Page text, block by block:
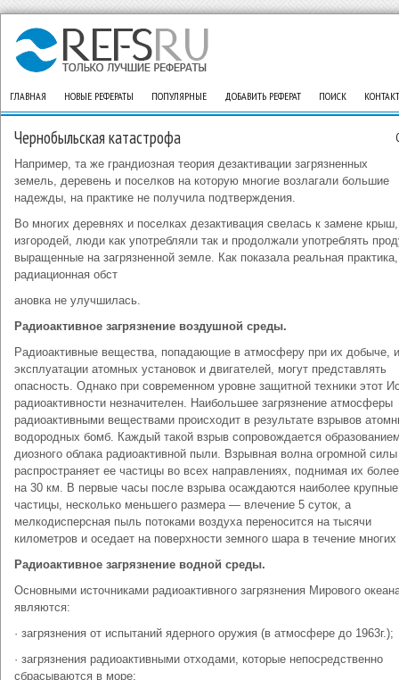
ГЛАВНАЯ НОВЫЕ РЕФЕРАТЫ ПОПУЛЯРНЫЕ ДОБАВИТЬ РЕФЕРАТ ПОИСК
Чернобыльская катастрофа
Например, та же грандиозная теория дезактивации загрязненных
земель, деревень и поселков на которую многие возлагали большие
надежды, на практике не получила подтверждения.
Во многих деревнях и поселках дезактивация свелась к замене крыш,
изгородей, люди как употребляли так и продолжали употреблять
выращенные на загрязненной земле. Как показала реальная практика,
радиационная обст
ановка не улучшилась.
Радиоактивное загрязнение воздушной среды.
Радиоактивные вещества, попадающие в атмосферу при их добыче, и
эксплуатации атомных установок и двигателей, могут представлять
опасность. Однако при современном уровне защитной техники этот
радиоактивности незначи­телен. Наибольшее загрязнение атмосферы
радиоактивными вещест­вами происходит в результате взрывов
водородных бомб. Каждый такой взрыв сопровождается
диозного облака радиоактивной пыли. Взрывная волна огромной силы
распространяет ее частицы во всех направлениях, подни­мая их
на 30 км. В первые часы после взрыва осажда­ются наиболее крупные
частицы, несколько меньшего размера — влечение 5 суток, а
мелкодисперсная пыль потоками воздуха пере­носится на тысячи
километров и оседает на поверхности земного шара в течение многих
Радиоактивное загрязнение водной среды.
Основными источниками радиоактивного загряз­нения Мирового
являются:
· загрязнения от испытаний ядерного оружия (в атмосфере до 1963г.);
· загрязнения радиоактивными отходами, ко­торые непосредственно
сбрасываются в море;